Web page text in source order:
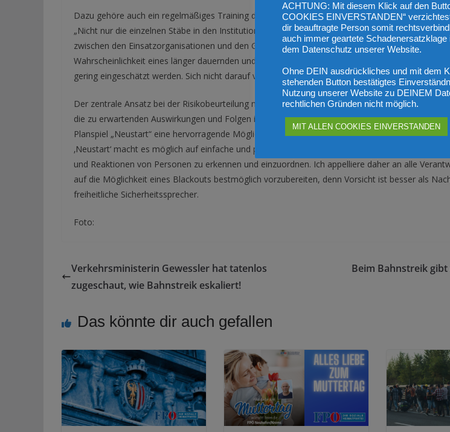
Dazu gehöre auch ein regelmäßiges Training der Institutionen und Personen, die in den
„Nicht nur die einzelnen Stäbe in den Institutionen müssen die Abläufe üben, sondern auch die
zwischen den Einsatzorganisationen und den Gemeinden muss regelmäßig geübt werden“, so
Wahrscheinlichkeit eines länger dauernden und großflächigen Stromausfalles mag von manchen
gering eingeschätzt werden. Sich nicht darauf vorzubereiten, wäre jedoch mit Sicherheit fatal.“
Der zentrale Ansatz bei der Risikobeurteilung muss daher gemeinsam mit der
die zu erwartenden Auswirkungen und Folgen im Blick haben“, erinnert Gruber daran, dass es
Planspiel „Neustart“ eine hervorragende Möglichkeit gebe, die Abläufe einzuspielen. „Die
‚Neustart‘ macht es möglich auf einfache und praxisorientierte Weise frühzeitig die
und Reaktionen von Personen zu erkennen und einzuordnen. Ich appelliere daher an alle
auf die Möglichkeit eines Blackouts bestmöglich vorzubereiten, denn Vorsicht ist besser als
freiheitliche Sicherheitssprecher.
Foto:
Verkehrsministerin Gewessler hat tatenlos
zugeschaut, wie Bahnstreik eskaliert!
Beim Bahnstreik
Das könnte dir auch gefallen
ACHTUNG: Mit diesem Klick auf den
COOKIES EINVERSTANDEN“
dir beauftragte Person somit
auch immer geartete Schadenersatzklage
dem Datenschutz unserer Website.
Ohne DEIN ausdrückliches und mit dem
stehenden Button bestätigtes
Nutzung unserer Website zu DEINEM
rechtlichen Gründen nicht möglich.
MIT ALLEN COOKIES EINVERSTANDEN